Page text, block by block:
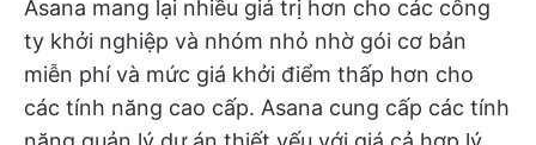
Asana mang lại nhiều giá trị hơn cho các công
ty khởi nghiệp và nhóm nhỏ nhờ gói cơ bản
miễn phí và mức giá khởi điểm thấp hơn cho
các tính năng cao cấp. Asana cung cấp các tính